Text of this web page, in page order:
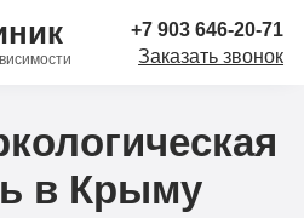
+7 903 646-20-71
Заказать звонок
в Крыму